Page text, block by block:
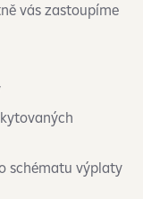
vás zastoupíme
schématu výplaty